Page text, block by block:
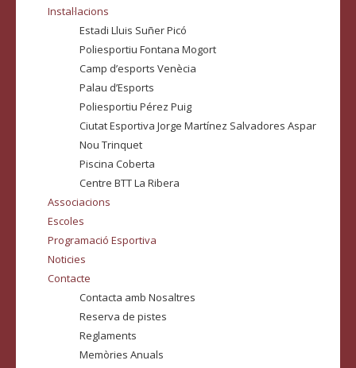
Instal·lacions
Estadi Lluis Suñer Picó
Poliesportiu Fontana Mogort
Camp d’esports Venècia
Palau d’Esports
Poliesportiu Pérez Puig
Ciutat Esportiva Jorge Martínez Salvadores Aspar
Nou Trinquet
Piscina Coberta
Centre BTT La Ribera
Associacions
Escoles
Programació Esportiva
Noticies
Contacte
Contacta amb Nosaltres
Reserva de pistes
Reglaments
Memòries Anuals